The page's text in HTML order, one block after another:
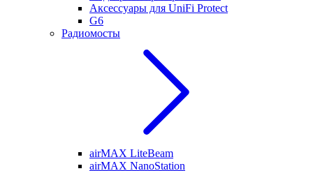
Аксессуары для UniFi Protect
G6
Радиомосты
airMAX LiteBeam
airMAX NanoStation